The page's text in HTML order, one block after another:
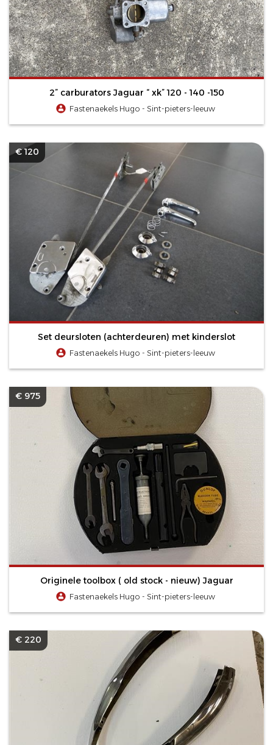
2” carburators Jaguar “ xk” 120 - 140 -150
Fastenaekels Hugo - Sint-pieters-leeuw
€ 120
Set deursloten (achterdeuren) met kinderslot
Fastenaekels Hugo - Sint-pieters-leeuw
€ 975
Originele toolbox ( old stock - nieuw) Jaguar
Fastenaekels Hugo - Sint-pieters-leeuw
€ 220